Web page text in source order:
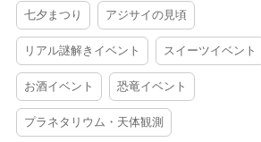
七夕まつり アジサイの見頃
リアル謎解きイベント スイーツイベント
お酒イベント 恐竜イベント
プラネタリウム・天体観測